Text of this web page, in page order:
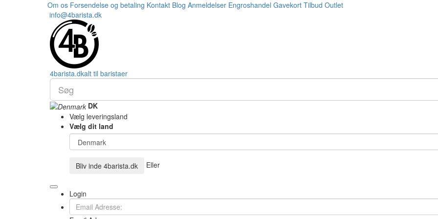
Om os Forsendelse og betaling Kontakt Blog Anmeldelser Engroshandel Gavekort Tilbud Outlet
info@4barista.dk
4barista.dkalt til baristaer
DK
Vælg leveringsland
Vælg dit land
Bliv inde 4barista.dk Eller
Login